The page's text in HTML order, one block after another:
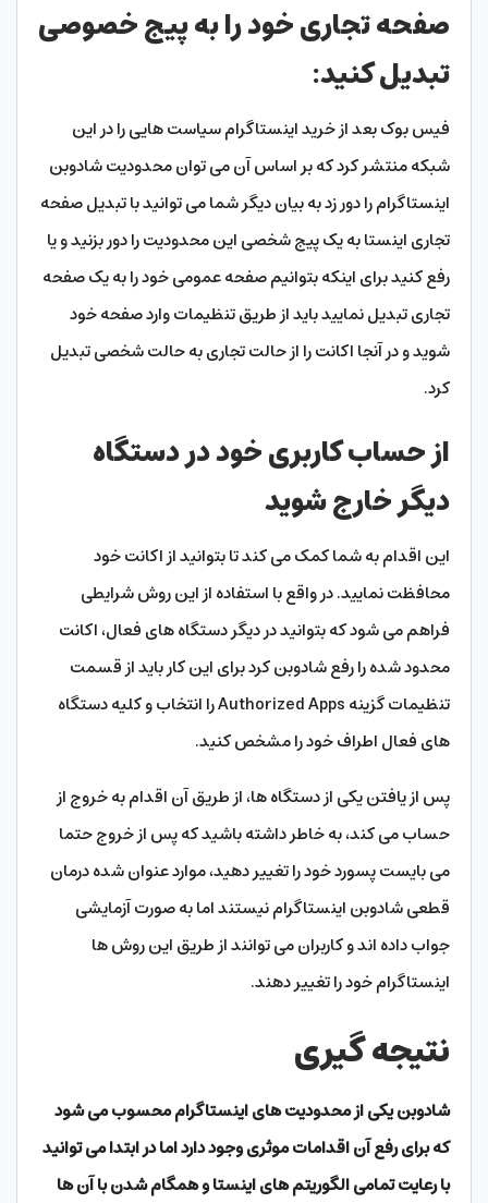
صفحه تجاری خود را به پیج خصوصی
تبدیل کنید:
فیس بوک بعد از خرید اینستاگرام سیاست هایی را در این
شبکه منتشر کرد که بر اساس آن می توان محدودیت شادوبن
اینستاگرام را دور زد به بیان دیگر شما می توانید با تبدیل صفحه
تجاری اینستا به یک پیج شخصی این محدودیت را دور بزنید و یا
رفع کنید برای اینکه بتوانیم صفحه عمومی خود را به یک صفحه
تجاری تبدیل نمایید باید از طریق تنظیمات وارد صفحه خود
شوید و در آنجا اکانت را از حالت تجاری به حالت شخصی تبدیل
کرد.
از حساب کاربری خود در دستگاه
دیگر خارج شوید
این اقدام به شما کمک می کند تا بتوانید از اکانت خود
محافظت نمایید. در واقع با استفاده از این روش شرایطی
فراهم می شود که بتوانید در دیگر دستگاه های فعال، اکانت
محدود شده را رفع شادوبن کرد برای این کار باید از قسمت
تنظیمات گزینه Authorized Apps را انتخاب و کلیه دستگاه
های فعال اطراف خود را مشخص کنید.
پس از یافتن یکی از دستگاه ها، از طریق آن اقدام به خروج از
حساب می کند، به خاطر داشته باشید که پس از خروج حتما
می بایست پسورد خود را تغییر دهید، موارد عنوان شده درمان
قطعی شادوبن اینستاگرام نیستند اما به صورت آزمایشی
جواب داده اند و کاربران می توانند از طریق این روش ها
اینستاگرام خود را تغییر دهند.
نتیجه گیری
شادوبن یکی از محدودیت های اینستاگرام محسوب می شود
که برای رفع آن اقدامات موثری وجود دارد اما در ابتدا می توانید
با رعایت تمامی الگوریتم های اینستا و همگام شدن با آن ها